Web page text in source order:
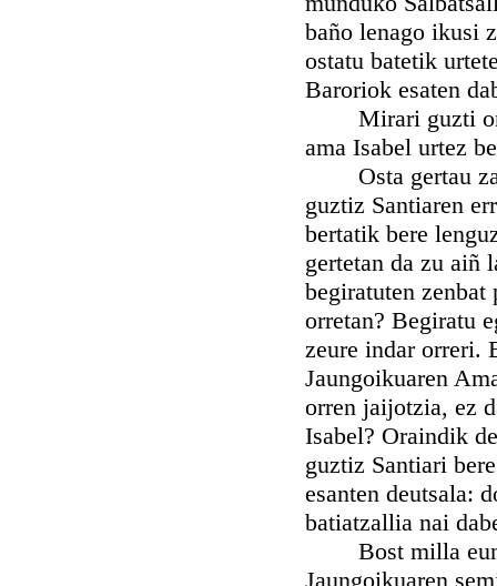
baño lenago ikusi
ostatu batetik
Baroriok esaten
Mirari guzti
ama Isabel urtez
Osta gertau zan
guztiz Santiaren
bertatik bere
gertetan da zu aiñ
begiratuten
orretan? Begiratu
zeure indar orreri.
Jaungoikuaren
orren jaijotzia, ez
Isabel? Oraindik
guztiz Santiari
esanten deutsala:
batiatzallia nai
Bost milla eun
Jaungoikuaren